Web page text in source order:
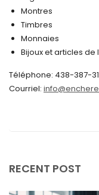
août 2024
mai 2024
avril 2024
Montres
Timbres
Monnaies
Bijoux et articles de
Téléphone: 438-387-
Courriel:
RECENT POST